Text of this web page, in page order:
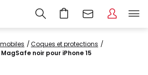
coques et protections
noir pour iPhone 15